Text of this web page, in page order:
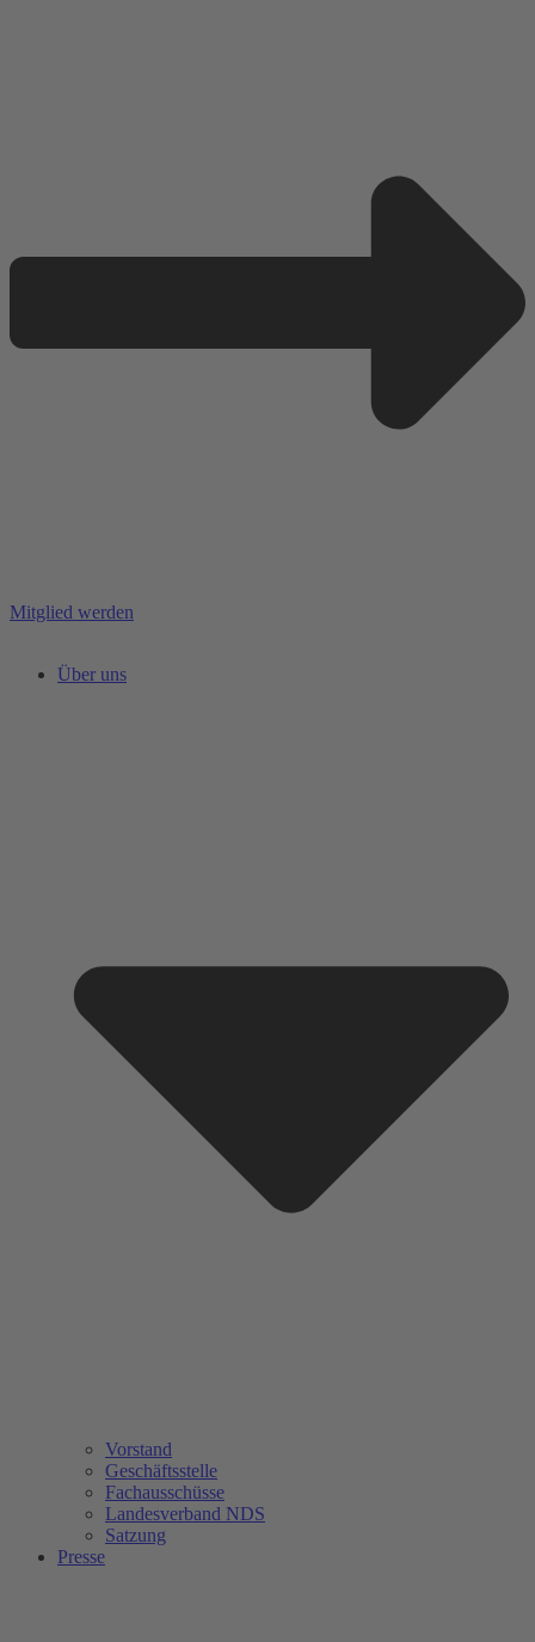
Mitglied werden
Über uns
Vorstand
Geschäftsstelle
Fachausschüsse
Landesverband NDS
Satzung
Presse